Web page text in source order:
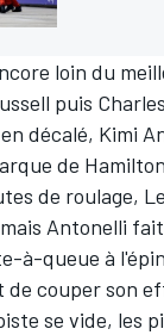
loin du
puis
en décalé, Kimi
de
de roulage,
Antonelli
à-queue à
de couper son
se vide, les